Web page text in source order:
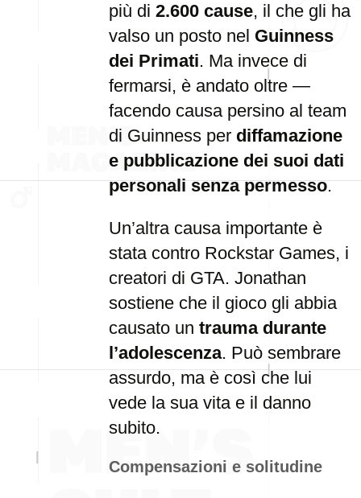
più di 2.600 cause, il che gli ha
valso un posto nel Guinness
dei Primati. Ma invece di
fermarsi, è andato oltre —
facendo causa persino al team
di Guinness per diffamazione
e pubblicazione dei suoi dati
personali senza permesso.
Un’altra causa importante è
stata contro Rockstar Games, i
creatori di GTA. Jonathan
sostiene che il gioco gli abbia
causato un trauma durante
l’adolescenza. Può sembrare
assurdo, ma è così che lui
vede la sua vita e il danno
subito.
Compensazioni e solitudine